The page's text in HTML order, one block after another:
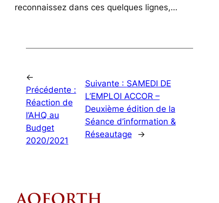
reconnaissez dans ces quelques lignes,…
←
Précédente :
Réaction de
l’AHQ au
Budget
2020/2021
Suivante : SAMEDI DE
L’EMPLOI ACCOR –
Deuxième édition de la
Séance d’information &
Réseautage
→